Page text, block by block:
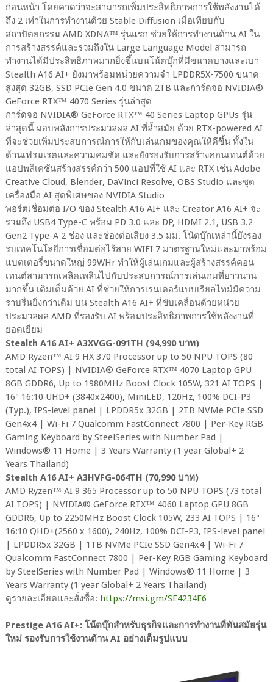
ก่อนหน้า โดยคาดว่าจะสามารถเพิ่มประสิทธิภาพการใช้พลังงานได้
ถึง 2 เท่าในการทำงานด้วย Stable Diffusion เมื่อเทียบกับ
สถาปัตยกรรม AMD XDNA™ รุ่นแรก ช่วยให้การทำงานด้าน AI ใน
การสร้างสรรค์และรวมถึงใน Large Language Model สามารถ
ทำงานได้มีประสิทธิภาพมากยิ่งขึ้นบนโน้ตบุ๊กที่มีขนาดบางและเบา
Stealth A16 AI+ ยังมาพร้อมหน่วยความจำ LPDDR5X-7500 ขนาด
สูงสุด 32GB, SSD PCIe Gen 4.0 ขนาด 2TB และการ์ดจอ NVIDIA®
GeForce RTX™ 4070 Series รุ่นล่าสุด
การ์ดจอ NVIDIA® GeForce RTX™ 40 Series Laptop GPUs รุ่น
ล่าสุดนี้ มอบพลังการประมวลผล AI ที่ล้ำสมัย ด้วย RTX-powered AI
ที่จะช่วยเพิ่มประสบการณ์การให้กับเล่นเกมของคุณให้ดีขึ้น ทั้งใน
ด้านเฟรมเรตและความคมชัด และยังรองรับการสร้างคอนเทนต์ด้วย
แอปพลิเคชันสร้างสรรค์กว่า 500 แอปที่ใช้ AI และ RTX เช่น Adobe
Creative Cloud, Blender, DaVinci Resolve, OBS Studio และชุด
เครื่องมือ AI สุดพิเศษของ NVIDIA Studio
พอร์ตเชื่อมต่อ I/O ของ Stealth A16 AI+ และ Creator A16 AI+ จะ
รวมถึง USB4 Type-C พร้อม PD 3.0 และ DP, HDMI 2.1, USB 3.2
Gen2 Type-A 2 ช่อง และช่องต่อเสียง 3.5 มม. โน้ตบุ๊กเหล่านี้ยังรอง
รบเทคโนโลยีการเชื่อมต่อไร้สาย WIFI 7 มาตรฐานใหม่และมาพร้อม
แบตเตอรี่ขนาดใหญ่ 99WHr ทำให้ผู้เล่นเกมและผู้สร้างสรรค์คอน
เทนต์สามารถเพลิดเพลินไปกับประสบการณ์การเล่นเกมที่ยาวนาน
มากขึ้น เติมเต็มด้วย AI ที่ช่วยให้การเรนเดอร์แบบเรียลไทม์มีความ
ราบรื่นยิ่งกว่าเดิม บน Stealth A16 AI+ ที่ขับเคลื่อนด้วยหน่วย
ประมวลผล AMD ที่รองรับ AI พร้อมประสิทธิภาพการใช้พลังงานที่
ยอดเยี่ยม
Stealth A16 AI+ A3XVGG-091TH (94,990 บาท)
AMD Ryzen™ AI 9 HX 370 Processor up to 50 NPU TOPS (80
total AI TOPS) | NVIDIA® GeForce RTX™ 4070 Laptop GPU
8GB GDDR6, Up to 1980MHz Boost Clock 105W, 321 AI TOPS |
16" 16:10 UHD+ (3840x2400), MiniLED, 120Hz, 100% DCI-P3
(Typ.), IPS-level panel | LPDDR5x 32GB | 2TB NVMe PCIe SSD
Gen4x4 | Wi-Fi 7 Qualcomm FastConnect 7800 | Per-Key RGB
Gaming Keyboard by SteelSeries with Number Pad |
Windows® 11 Home | 3 Years Warranty (1 year Global+ 2
Years Thailand)
Stealth A16 AI+ A3HVFG-064TH (70,990 บาท)
AMD Ryzen™ AI 9 365 Processor up to 50 NPU TOPS (73 total
AI TOPS) | NVIDIA® GeForce RTX™ 4060 Laptop GPU 8GB
GDDR6, Up to 2250MHz Boost Clock 105W, 233 AI TOPS | 16"
16:10 QHD+(2560 x 1600), 240Hz, 100% DCI-P3, IPS-level panel
| LPDDR5x 32GB | 1TB NVMe PCIe SSD Gen4x4 | Wi-Fi 7
Qualcomm FastConnect 7800 | Per-Key RGB Gaming Keyboard
by SteelSeries with Number Pad | Windows® 11 Home | 3
Years Warranty (1 year Global+ 2 Years Thailand)
ดูรายละเอียดและสั่งซื้อ: https://msi.gm/SE4234E6
Prestige A16 AI+: โน้ตบุ๊กสำหรับธุรกิจและการทำงานที่ทันสมัยรุ่น
ใหม่ รองรับการใช้งานด้าน AI อย่างเต็มรูปแบบ